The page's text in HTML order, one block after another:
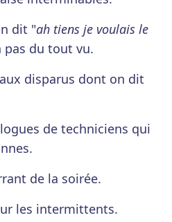
dit "ah tiens je voulais le
du tout vu.
disparus dont on dit
de techniciens qui
de la soirée.
les intermittents.